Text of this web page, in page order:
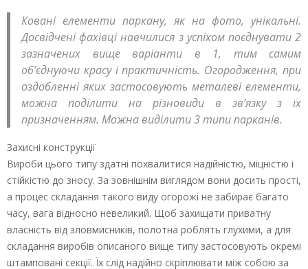
Ковані елементи паркану, як на фото, унікальні.
Досвідчені фахівці навчилися з успіхом поєднувати 2
зазначених вище варіанти в 1, тим самим
об’єднуючи красу і практичність. Огородження, при
оздобленні яких застосовують металеві елементи,
можна поділити на різновиди в зв’язку з їх
призначенням. Можна виділити 3 типи парканів.
Захисні конструкції
Вироби цього типу здатні похвалитися надійністю, міцністю і
стійкістю до зносу. За зовнішнім виглядом вони досить прості,
а процес складання такого виду огорожі не забирає багато
часу, вага відносно невеликий. Щоб захищати приватну
власність від зловмисників, полотна роблять глухими, а для
складання виробів описаного вище типу застосовують окремі
штамповані секції. Їх слід надійно скріплювати між собою за